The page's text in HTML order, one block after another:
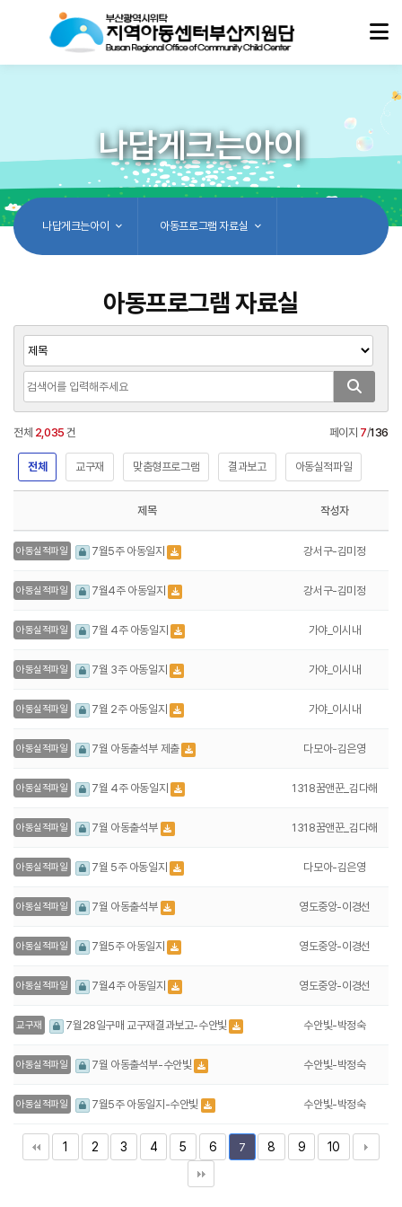
나답게크는아이
나답게크는아이 아동프로그램 자료실
아동프로그램 자료실
전체 2,035 건 페이지 7/136
전체 교구재 맞춤형프로그램 결과보고 아동실적파일
제목 작성자
아동실적파일 7월5주 아동일지 강서구-김미정
아동실적파일 7월4주 아동일지 강서구-김미정
아동실적파일 7월 4주 아동일지 가야_이시내
아동실적파일 7월 3주 아동일지 가야_이시내
아동실적파일 7월 2주 아동일지 가야_이시내
아동실적파일 7월 아동출석부 제출 다모아-김은영
아동실적파일 7월 4주 아동일지 1318꿈앤꾼_김다해
아동실적파일 7월 아동출석부 1318꿈앤꾼_김다해
아동실적파일 7월 5주 아동일지 다모아-김은영
아동실적파일 7월 아동출석부 영도중앙-이경선
아동실적파일 7월5주 아동일지 영도중앙-이경선
아동실적파일 7월4주 아동일지 영도중앙-이경선
교구재 7월28일구매 교구재결과보고-수안빛 수안빛-박정숙
아동실적파일 7월 아동출석부-수안빛 수안빛-박정숙
아동실적파일 7월5주 아동일지-수안빛 수안빛-박정숙
1 2 3 4 5 6 7 8 9 10